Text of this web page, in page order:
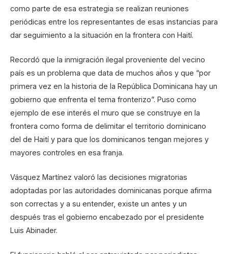
como parte de esa estrategia se realizan reuniones
periódicas entre los representantes de esas instancias para
dar seguimiento a la situación en la frontera con Haití.
Recordó que la inmigración ilegal proveniente del vecino
país es un problema que data de muchos años y que “por
primera vez en la historia de la República Dominicana hay un
gobierno que enfrenta el tema fronterizo”. Puso como
ejemplo de ese interés el muro que se construye en la
frontera como forma de delimitar el territorio dominicano
del de Haití y para que los dominicanos tengan mejores y
mayores controles en esa franja.
Vásquez Martínez valoró las decisiones migratorias
adoptadas por las autoridades dominicanas porque afirma
son correctas y a su entender, existe un antes y un
después tras el gobierno encabezado por el presidente
Luis Abinader.